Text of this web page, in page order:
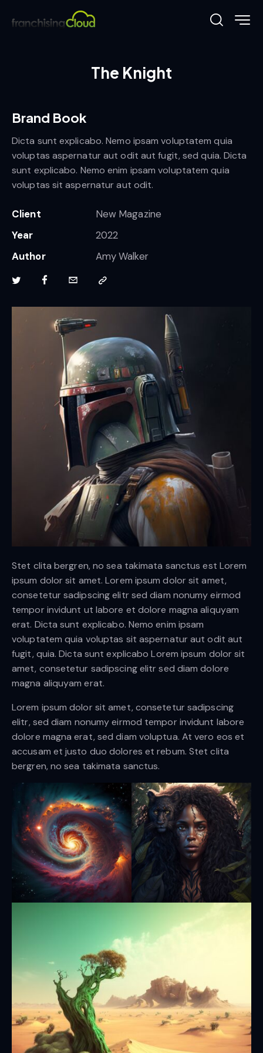
The Knight
Stet clita bergren, no sea takimata sanctus est Lorem
ipsum dolor sit amet. Lorem ipsum dolor sit amet,
consetetur sadipscing elitr sed diam nonumy eirmod
tempor invidunt ut labore et dolore magna aliquyam
erat. Dicta sunt explicabo. Nemo enim ipsam
voluptatem quia voluptas sit aspernatur aut odit aut
fugit, quia. Dicta sunt explicabo Lorem ipsum dolor sit
amet, consetetur sadipscing elitr sed diam dolore
magna aliquyam erat.
Lorem ipsum dolor sit amet, consetetur sadipscing
elitr, sed diam nonumy eirmod tempor invidunt labore
dolore magna erat, sed diam voluptua. At vero eos et
accusam et justo duo dolores et rebum. Stet clita
bergren, no sea takimata sanctus.
Brand Book
Dicta sunt explicabo. Nemo ipsam voluptatem quia
voluptas aspernatur aut odit aut fugit, sed quia. Dicta
sunt explicabo. Nemo enim ipsam voluptatem quia
voluptas sit aspernatur aut odit.
Client
New Magazine
Year
2022
Author
Amy Walker